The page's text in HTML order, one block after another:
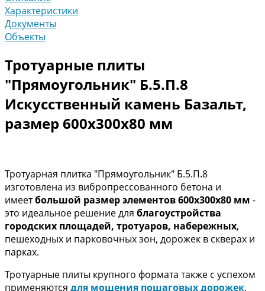
Характеристики
Документы
Объекты
Тротуарные плиты
"Прямоугольник" Б.5.П.8
Искусственный камень Базальт,
размер 600х300х80 мм
Тротуарная плитка "Прямоугольник" Б.5.П.8
изготовлена из вибропрессованного бетона и
имеетбольшой размер элементов 600х300х80 мм -
это идеальное решение для благоустройства
городских площадей, тротуаров, набережных,
пешеходных и парковочных зон, дорожек в скверах и
парках.
Тротуарные плиты крупного формата также с успехом
применяются для мощения пошаговых дорожек.